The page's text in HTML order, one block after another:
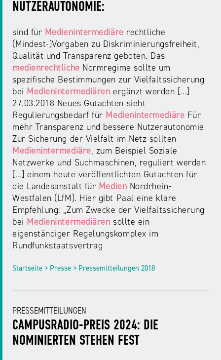
Safer
Internet
Day
Elternabende
NUTZERAUTONOMIE:
sind für Medienintermediäre rechtliche
(Mindest-)Vorgaben zu Diskriminierungsfreiheit,
Qualität und Transparenz geboten. Das
medienrechtliche Normregime sollte um
spezifische Bestimmungen zur Vielfaltssicherung
bei Medienintermediären ergänzt werden [...]
27.03.2018 Neues Gutachten sieht
Regulierungsbedarf für Medienintermediäre Für
mehr Transparenz und bessere Nutzerautonomie
Zur Sicherung der Vielfalt im Netz sollten
Medienintermediäre, zum Beispiel Soziale
Netzwerke und Suchmaschinen, reguliert werden
[...] einem heute veröffentlichten Gutachten für
die Landesanstalt für Medien Nordrhein-
Westfalen (LfM). Hier gibt Paal eine klare
Empfehlung: „Zum Zwecke der Vielfaltssicherung
bei Medienintermediären sollte ein
eigenständiger Regelungskomplex im
Rundfunkstaatsvertrag
Startseite > Presse > Pressemitteilungen 2018
PRESSEMITTEILUNGEN
CAMPUSRADIO-PREIS 2024: DIE
NOMINIERTEN STEHEN FEST